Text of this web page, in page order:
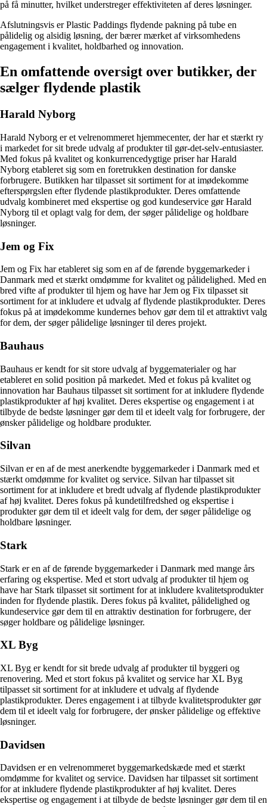
på få minutter, hvilket understreger effektiviteten af deres løsninger.
Afslutningsvis er Plastic Paddings flydende pakning på tube en
pålidelig og alsidig løsning, der bærer mærket af virksomhedens
engagement i kvalitet, holdbarhed og innovation.
En omfattende oversigt over butikker, der
sælger flydende plastik
Harald Nyborg
Harald Nyborg er et velrenommeret hjemmecenter, der har et stærkt ry
i markedet for sit brede udvalg af produkter til gør-det-selv-entusiaster.
Med fokus på kvalitet og konkurrencedygtige priser har Harald
Nyborg etableret sig som en foretrukken destination for danske
forbrugere. Butikken har tilpasset sit sortiment for at imødekomme
efterspørgslen efter flydende plastikprodukter. Deres omfattende
udvalg kombineret med ekspertise og god kundeservice gør Harald
Nyborg til et oplagt valg for dem, der søger pålidelige og holdbare
løsninger.
Jem og Fix
Jem og Fix har etableret sig som en af de førende byggemarkeder i
Danmark med et stærkt omdømme for kvalitet og pålidelighed. Med en
bred vifte af produkter til hjem og have har Jem og Fix tilpasset sit
sortiment for at inkludere et udvalg af flydende plastikprodukter. Deres
fokus på at imødekomme kundernes behov gør dem til et attraktivt valg
for dem, der søger pålidelige løsninger til deres projekt.
Bauhaus
Bauhaus er kendt for sit store udvalg af byggematerialer og har
etableret en solid position på markedet. Med et fokus på kvalitet og
innovation har Bauhaus tilpasset sit sortiment for at inkludere flydende
plastikprodukter af høj kvalitet. Deres ekspertise og engagement i at
tilbyde de bedste løsninger gør dem til et ideelt valg for forbrugere, der
ønsker pålidelige og holdbare produkter.
Silvan
Silvan er en af de mest anerkendte byggemarkeder i Danmark med et
stærkt omdømme for kvalitet og service. Silvan har tilpasset sit
sortiment for at inkludere et bredt udvalg af flydende plastikprodukter
af høj kvalitet. Deres fokus på kundetilfredshed og ekspertise i
produkter gør dem til et ideelt valg for dem, der søger pålidelige og
holdbare løsninger.
Stark
Stark er en af de førende byggemarkeder i Danmark med mange års
erfaring og ekspertise. Med et stort udvalg af produkter til hjem og
have har Stark tilpasset sit sortiment for at inkludere kvalitetsprodukter
inden for flydende plastik. Deres fokus på kvalitet, pålidelighed og
kundeservice gør dem til en attraktiv destination for forbrugere, der
søger holdbare og pålidelige løsninger.
XL Byg
XL Byg er kendt for sit brede udvalg af produkter til byggeri og
renovering. Med et stort fokus på kvalitet og service har XL Byg
tilpasset sit sortiment for at inkludere et udvalg af flydende
plastikprodukter. Deres engagement i at tilbyde kvalitetsprodukter gør
dem til et ideelt valg for forbrugere, der ønsker pålidelige og effektive
løsninger.
Davidsen
Davidsen er en velrenommeret byggemarkedskæde med et stærkt
omdømme for kvalitet og service. Davidsen har tilpasset sit sortiment
for at inkludere flydende plastikprodukter af høj kvalitet. Deres
ekspertise og engagement i at tilbyde de bedste løsninger gør dem til en